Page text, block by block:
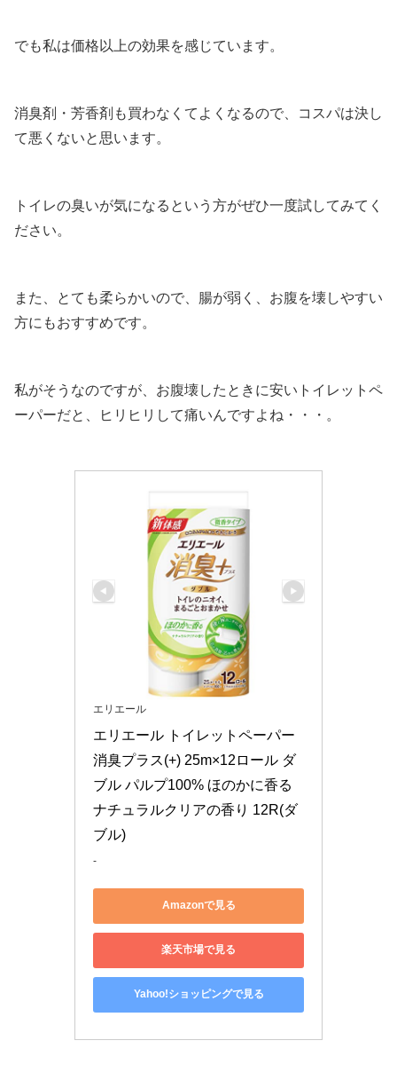
でも私は価格以上の効果を感じています。
消臭剤・芳香剤も買わなくてよくなるので、コスパは決し
て悪くないと思います。
トイレの臭いが気になるという方がぜひ一度試してみてく
ださい。
また、とても柔らかいので、腸が弱く、お腹を壊しやすい
方にもおすすめです。
私がそうなのですが、お腹壊したときに安いトイレットペ
ーパーだと、ヒリヒリして痛いんですよね・・・。
エリエール
エリエール トイレットペーパー
消臭プラス(+) 25m×12ロール ダ
ブル パルプ100% ほのかに香る
ナチュラルクリアの香り 12R(ダ
ブル)
-
Amazonで見る
楽天市場で見る
Yahoo!ショッピングで見る